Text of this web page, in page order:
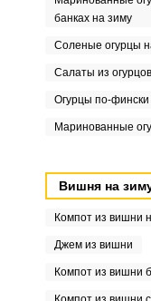
банках на зиму
Соленые огурцы
Салаты из
Огурцы по-фински
Маринованные
Вишня на
Компот из вишни
Джем из вишни
Компот из вишни